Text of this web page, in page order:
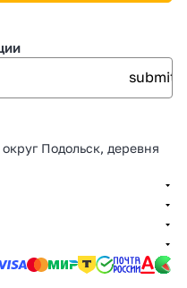
Подольск, деревня